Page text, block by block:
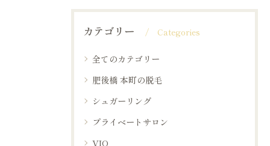
カテゴリー Categories
全てのカテゴリー
肥後橋 本町の脱毛
シュガーリング
プライベートサロン
VIO